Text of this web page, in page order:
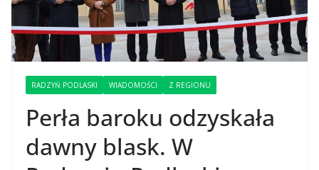
RADZYŃ PODLASKI WIADOMOŚCI Z REGIONU
Perła baroku odzyskała
dawny blask. W